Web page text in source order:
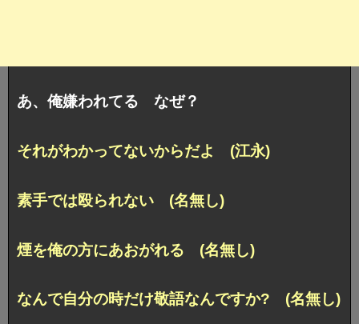
あ、俺嫌われてる なぜ？
それがわかってないからだよ (江永)
素手では殴られない (名無し)
煙を俺の方にあおがれる (名無し)
なんで自分の時だけ敬語なんですか? (名無し)